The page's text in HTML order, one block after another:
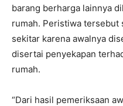
barang berharga lainnya
rumah. Peristiwa tersebut
sekitar karena awalnya
disertai penyekapan
rumah.
“Dari hasil pemeriksaan